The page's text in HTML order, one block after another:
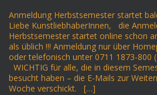
Anmeldung Herbstsemester startet
Liebe KunstliebhaberInnen, die
Herbstsemester startet online schon
als üblich !!! Anmeldung nur über
oder telefonisch unter 0711 1873-800
WICHTIG für alle, die in diesem
besucht haben – die E-Mails zur
Woche verschickt. […]